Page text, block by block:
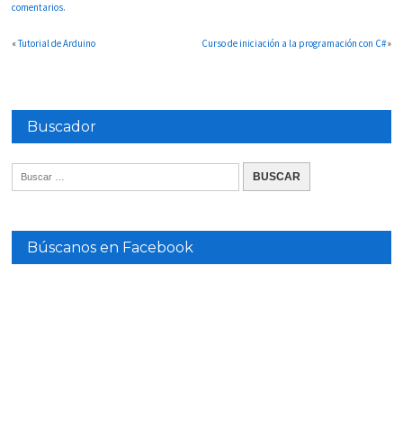
comentarios.
«Tutorial de Arduino Curso de iniciación a la programación con C#»
Buscador
Búscanos en Facebook